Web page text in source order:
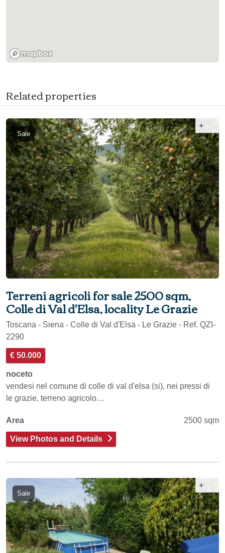
Related properties
Sale
+
Terreni agricoli for sale 2500 sqm,
Colle di Val d'Elsa, locality Le Grazie
Toscana - Siena - Colle di Val d'Elsa - Le Grazie - Ref. QZI-
2290
€ 50.000
noceto
vendesi nel comune di colle di val d'elsa (si), nei pressi di
le grazie, terreno agricolo…
Area 2500 sqm
View Photos and Details
Sale
+